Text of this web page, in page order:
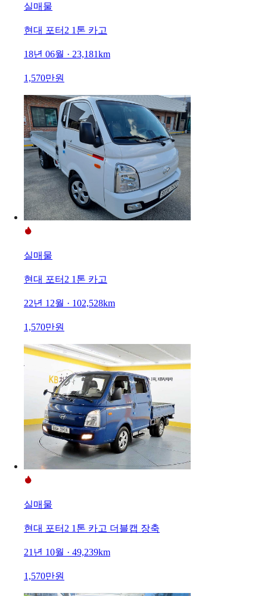
실매물
현대 포터2 1톤 카고
18년 06월 · 23,181km
1,570만원
실매물
현대 포터2 1톤 카고
22년 12월 · 102,528km
1,570만원
실매물
현대 포터2 1톤 카고 더블캡 장축
21년 10월 · 49,239km
1,570만원